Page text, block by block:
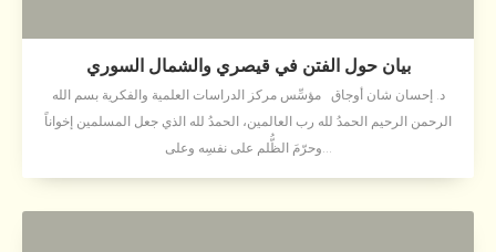
بيان حول الفتن في قيصري والشمال السوري
د. إحسان شان أوجاق مؤسِّس مركز الدراسات العلمية والفكرية بسم الله
الرحمن الرحيم الحمدُ لله رب العالمين، الحمدُ لله الذي جعل المسلمين إخواناً